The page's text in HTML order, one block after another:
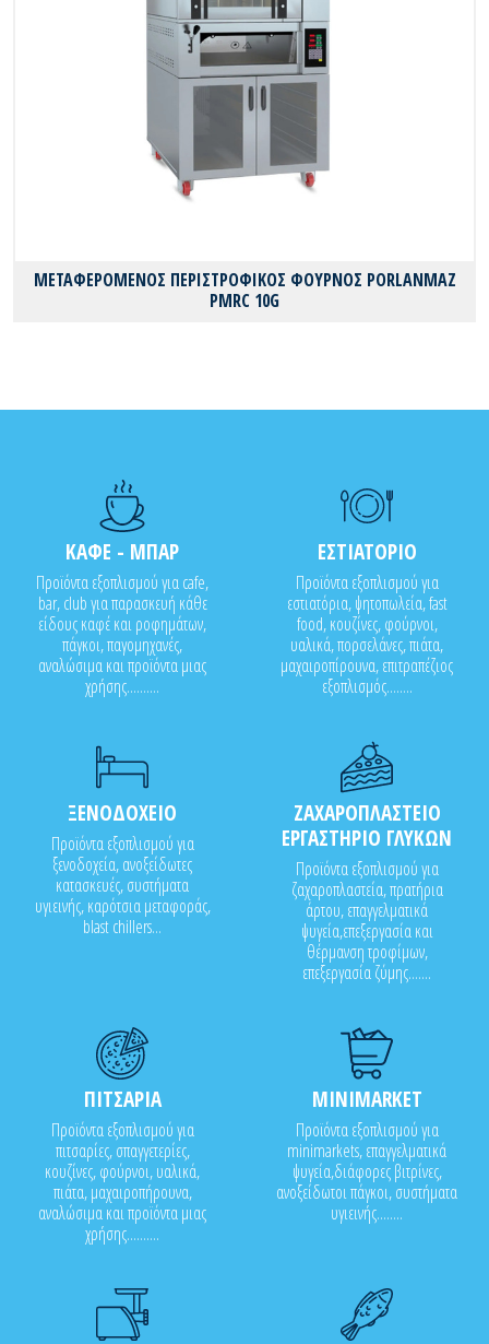
ΜΕΤΑΦΕΡΟΜΕΝΟΣ ΠΕΡΙΣΤΡΟΦΙΚΟΣ ΦΟΥΡΝΟΣ PORLANMAZ
PMRC 10G
ΚΑΦΕ - ΜΠΑΡ
Προϊόντα εξοπλισμού για cafe,
bar, club για παρασκευή κάθε
είδους καφέ και ροφημάτων,
πάγκοι, παγομηχανές,
αναλώσιμα και προϊόντα μιας
χρήσης..........
ΕΣΤΙΑΤΟΡΙΟ
Προϊόντα εξοπλισμού για
εστιατόρια, ψητοπωλεία, fast
food, κουζίνες, φούρνοι,
υαλικά, πορσελάνες, πιάτα,
μαχαιροπίρουνα, επιτραπέζιος
εξοπλισμός........
ΞΕΝΟΔΟΧΕΙΟ
Προϊόντα εξοπλισμού για
ξενοδοχεία, ανοξείδωτες
κατασκευές, συστήματα
υγιεινής, καρότσια μεταφοράς,
blast chillers...
ΖΑΧΑΡΟΠΛΑΣΤΕΙΟ
ΕΡΓΑΣΤΗΡΙΟ ΓΛΥΚΩΝ
Προϊόντα εξοπλισμού για
ζαχαροπλαστεία, πρατήρια
άρτου, επαγγελματικά
ψυγεία,επεξεργασία και
θέρμανση τροφίμων,
επεξεργασία ζύμης.......
ΠΙΤΣΑΡΙΑ
Προϊόντα εξοπλισμού για
πιτσαρίες, σπαγγετερίες,
κουζίνες, φούρνοι, υαλικά,
πιάτα, μαχαιροπήρουνα,
αναλώσιμα και προϊόντα μιας
χρήσης..........
MINIMARKET
Προϊόντα εξοπλισμού για
minimarkets, επαγγελματικά
ψυγεία,διάφορες βιτρίνες,
ανοξείδωτοι πάγκοι, συστήματα
υγιεινής........